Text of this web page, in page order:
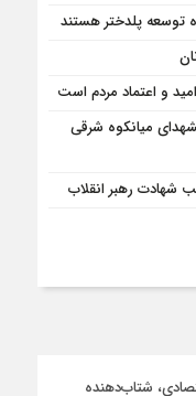
توسعه پلدختر هستند
و اعتماد مردم است
میانکوه شرقی
شهادت رهبر انقلاب
شتاب‌دهنده